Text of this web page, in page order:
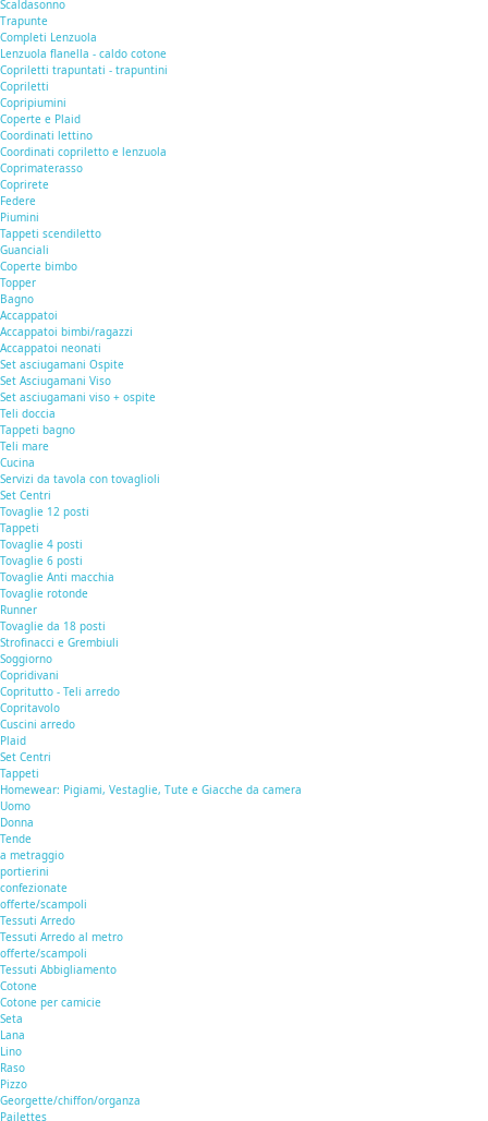
Scaldasonno
Trapunte
Completi Lenzuola
Lenzuola flanella - caldo cotone
Copriletti trapuntati - trapuntini
Copriletti
Copripiumini
Coperte e Plaid
Coordinati lettino
Coordinati copriletto e lenzuola
Coprimaterasso
Coprirete
Federe
Piumini
Tappeti scendiletto
Guanciali
Coperte bimbo
Topper
Bagno
Accappatoi
Accappatoi bimbi/ragazzi
Accappatoi neonati
Set asciugamani Ospite
Set Asciugamani Viso
Set asciugamani viso + ospite
Teli doccia
Tappeti bagno
Teli mare
Cucina
Servizi da tavola con tovaglioli
Set Centri
Tovaglie 12 posti
Tappeti
Tovaglie 4 posti
Tovaglie 6 posti
Tovaglie Anti macchia
Tovaglie rotonde
Runner
Tovaglie da 18 posti
Strofinacci e Grembiuli
Soggiorno
Copridivani
Copritutto - Teli arredo
Copritavolo
Cuscini arredo
Plaid
Set Centri
Tappeti
Homewear: Pigiami, Vestaglie, Tute e Giacche da camera
Uomo
Donna
Tende
a metraggio
portierini
confezionate
offerte/scampoli
Tessuti Arredo
Tessuti Arredo al metro
offerte/scampoli
Tessuti Abbigliamento
Cotone
Cotone per camicie
Seta
Lana
Lino
Raso
Pizzo
Georgette/chiffon/organza
Pailettes